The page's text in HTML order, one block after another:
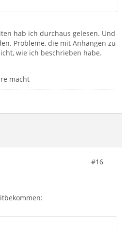
hab ich durchaus gelesen. Und
Probleme, die mit Anhängen zu
wie ich beschrieben habe.
macht
#16